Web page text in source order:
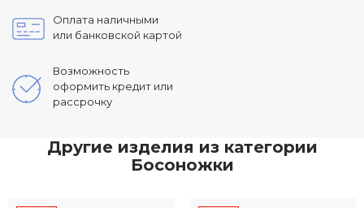
Оплата наличными
или банковской картой
Возможность
оформить кредит или
рассрочку
Другие изделия из категории
Босоножки